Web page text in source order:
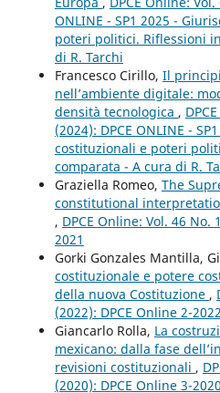
ONLINE - SP1 2025 -
poteri politici. Riflessioni
di R. Tarchi
Francesco Cirillo, Il
nell’ambiente digitale:
densità tecnologica ,
(2024): DPCE ONLINE -
costituzionali e poteri
comparata - A cura di R.
Graziella Romeo, The
constitutional
, DPCE Online: Vol. 46 No.
2021
Gorki Gonzales Mantilla,
costituzionale e potere
della nuova Costituzione ,
(2022): DPCE Online 2-2022
Giancarlo Rolla, La
mexicano: dalla fase
revisioni costituzionali ,
(2020): DPCE Online 3-2020